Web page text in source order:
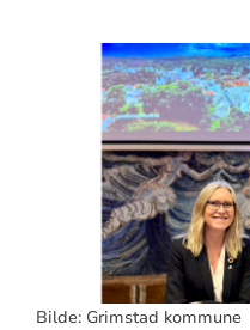
Bilde: Grimstad kommune